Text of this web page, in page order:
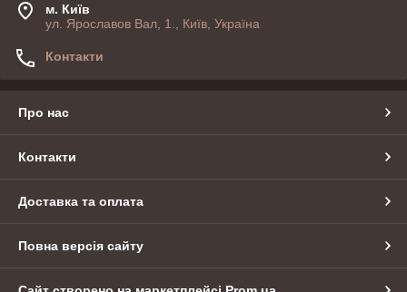
м. Київ
ул. Ярославов Вал, 1., Київ, Україна
Контакти
Про нас
Контакти
Доставка та оплата
Повна версія сайту